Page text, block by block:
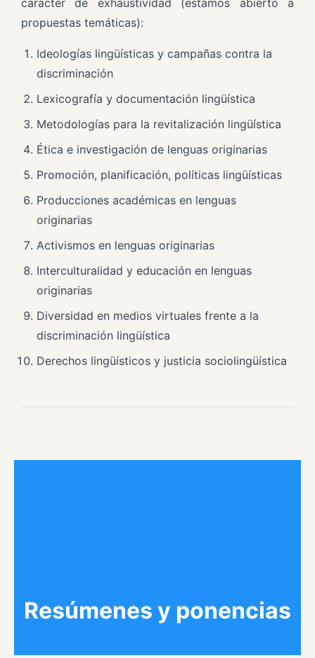
carácter de exhaustividad (estamos abierto a
propuestas temáticas):
Ideologías lingüísticas y campañas contra la
discriminación
Lexicografía y documentación lingüística
Metodologías para la revitalización lingüística
Ética e investigación de lenguas originarias
Promoción, planificación, políticas lingüísticas
Producciones académicas en lenguas
originarias
Activismos en lenguas originarias
Interculturalidad y educación en lenguas
originarias
Diversidad en medios virtuales frente a la
discriminación lingüística
Derechos lingüísticos y justicia sociolingüística
Resúmenes y ponencias